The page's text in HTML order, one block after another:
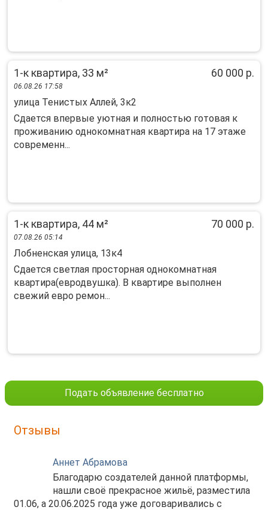
1-к квартира, 33 м² 60 000 р.
06.08.26 17:58
улица Тенистых Аллей, 3к2
Сдается впервые уютная и полностью готовая к
проживанию однокомнатная квартира на 17 этаже
современн...
1-к квартира, 44 м² 70 000 р.
07.08.26 05:14
Лобненская улица, 13к4
Сдается светлая просторная однокомнатная
квартира(евродвушка). В квартире выполнен
свежий евро ремон...
Подать объявление бесплатно
Отзывы
Аннет Абрамова
Благодарю создателей данной платформы,
нашли своё прекрасное жильё, разместила
01.06, а 20.06.2025 года уже договаривались с